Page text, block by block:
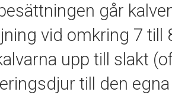
går
vid omkring 7 till
upp till slakt
till den